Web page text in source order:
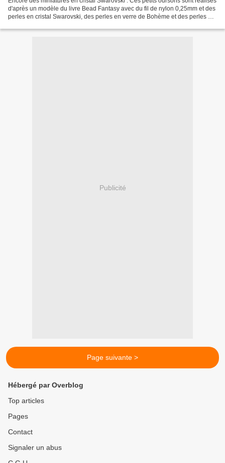
d'après un modèle du livre Bead Fantasy avec du fil de nylon 0,25mm et des
perles en cristal Swarovski, des perles en verre de Bohème et des perles de
Publicité
Page suivante >
Hébergé par Overblog
Top articles
Pages
Contact
Signaler un abus